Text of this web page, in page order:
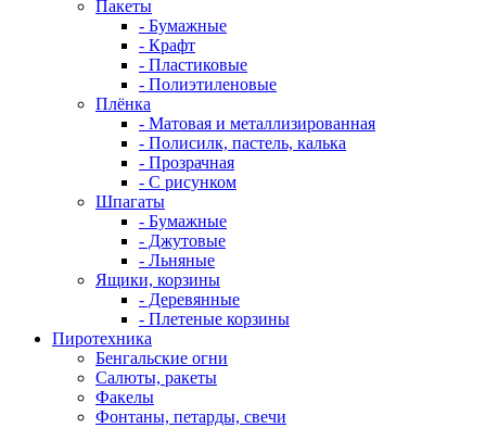
Пакеты
- Бумажные
- Крафт
- Пластиковые
- Полиэтиленовые
Плёнка
- Матовая и металлизированная
- Полисилк, пастель, калька
- Прозрачная
- С рисунком
Шпагаты
- Бумажные
- Джутовые
- Льняные
Ящики, корзины
- Деревянные
- Плетеные корзины
Пиротехника
Бенгальские огни
Салюты, ракеты
Факелы
Фонтаны, петарды, свечи